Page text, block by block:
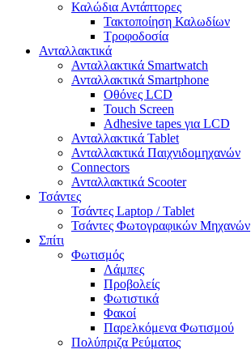
Καλώδια Αντάπτορες
Τακτοποίηση Καλωδίων
Τροφοδοσία
Ανταλλακτικά
Ανταλλακτικά Smartwatch
Ανταλλακτικά Smartphone
Οθόνες LCD
Touch Screen
Adhesive tapes για LCD
Ανταλλακτικά Tablet
Ανταλλακτικά Παιχνιδομηχανών
Connectors
Ανταλλακτικά Scooter
Τσάντες
Τσάντες Laptop / Tablet
Τσάντες Φωτoγραφικών Μηχανών
Σπίτι
Φωτισμός
Λάμπες
Προβολείς
Φωτιστικά
Φακοί
Παρελκόμενα Φωτισμού
Πολύπριζα Ρεύματος